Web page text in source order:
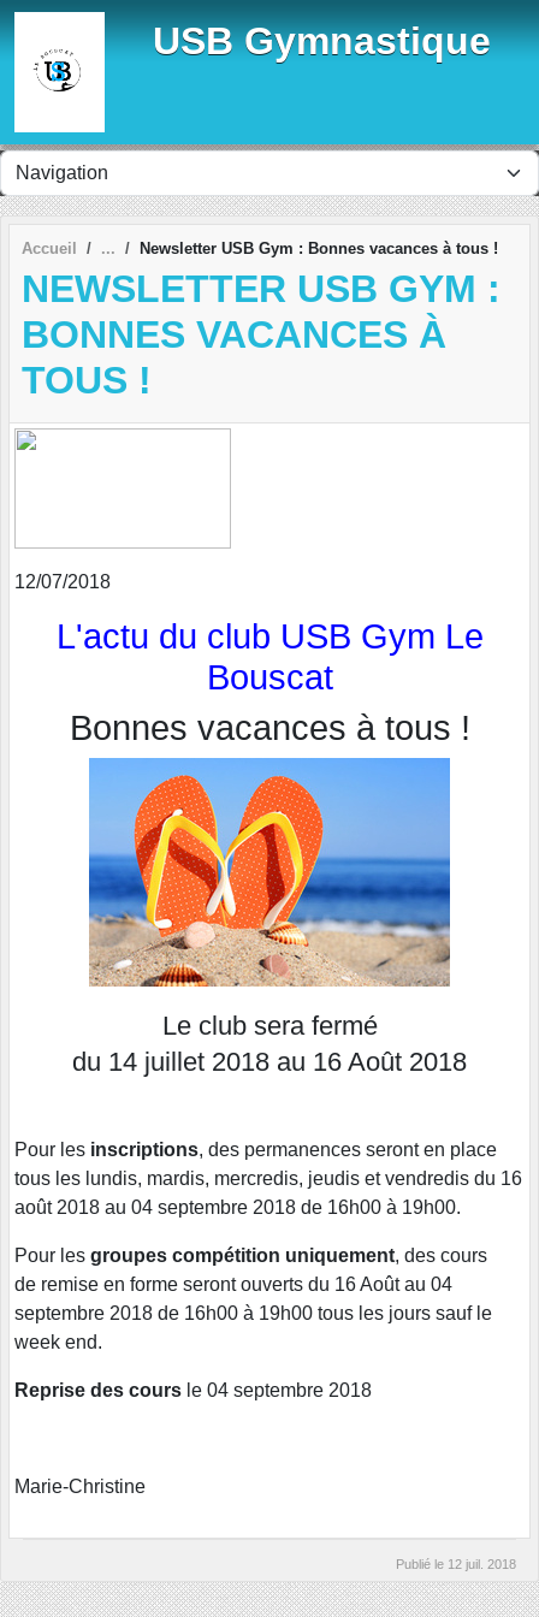
USB Gymnastique
Accueil Newsletter USB Gym : Bonnes vacances à tous !
NEWSLETTER USB GYM :
BONNES VACANCES À
TOUS !
12/07/2018
L'actu du club USB Gym Le
Bouscat
Bonnes vacances à tous !
Le club sera fermé
du 14 juillet 2018 au 16 Août 2018
Pour les inscriptions, des permanences seront en place
tous les lundis, mardis, mercredis, jeudis et vendredis du 16
août 2018 au 04 septembre 2018 de 16h00 à 19h00.
Pour les groupes compétition uniquement, des cours
de remise en forme seront ouverts du 16 Août au 04
septembre 2018 de 16h00 à 19h00 tous les jours sauf le
week end.
Reprise des cours le 04 septembre 2018
Marie-Christine
Publié le 12 juil. 2018
Panneau de gestion des cookies